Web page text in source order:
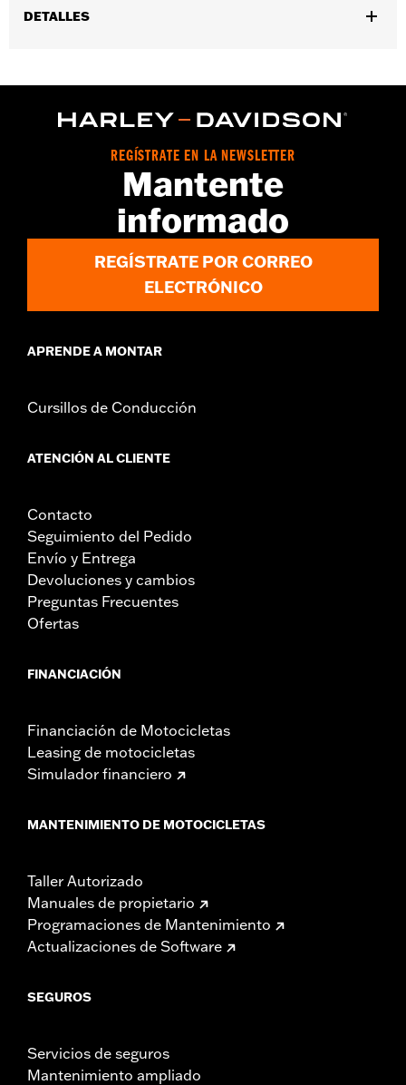
DETALLES
REGÍSTRATE EN LA NEWSLETTER
Mantente
informado
REGÍSTRATE POR CORREO
ELECTRÓNICO
APRENDE A MONTAR
Cursillos de Conducción
ATENCIÓN AL CLIENTE
Contacto
Seguimiento del Pedido
Envío y Entrega
Devoluciones y cambios
Preguntas Frecuentes
Ofertas
FINANCIACIÓN
Financiación de Motocicletas
Leasing de motocicletas
Simulador financiero
MANTENIMIENTO DE MOTOCICLETAS
Taller Autorizado
Manuales de propietario
Programaciones de Mantenimiento
Actualizaciones de Software
SEGUROS
Servicios de seguros
Mantenimiento ampliado